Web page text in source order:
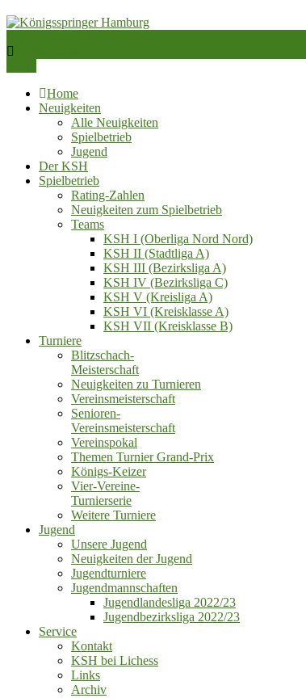
Skip
to
Königsspringer Hamburg
Schachverein von 1984 e.V.
Home
Neuigkeiten
Alle Neuigkeiten
Spielbetrieb
Jugend
Der KSH
Spielbetrieb
Rating-Zahlen
Neuigkeiten zum Spielbetrieb
Teams
KSH I (Oberliga Nord Nord)
KSH II (Stadtliga A)
KSH III (Bezirksliga A)
KSH IV (Bezirksliga C)
KSH V (Kreisliga A)
KSH VI (Kreisklasse A)
KSH VII (Kreisklasse B)
Turniere
Blitzschach‑
Meisterschaft
Neuigkeiten zu Turnieren
Vereinsmeisterschaft
Senioren‑
Vereinsmeisterschaft
Vereinspokal
Themen Turnier Grand‑Prix
Königs‑Keizer
Vier‑Vereine‑
Turnierserie
Weitere Turniere
Jugend
Unsere Jugend
Neuigkeiten der Jugend
Jugendturniere
Jugendmannschaften
Jugendlandesliga 2022/23
Jugendbezirksliga 2022/23
Service
Kontakt
KSH bei Lichess
Links
Archiv